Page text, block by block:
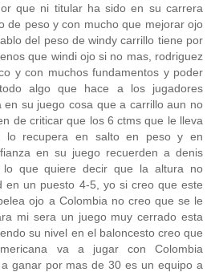
que ni titular ha sido en su carrera
de peso y con mucho que mejorar ojo
del peso de windy carrillo tiene por
que windi ojo si no mas, rodriguez
y con muchos fundamentos y poder
algo que hace a los jugadores
en su juego cosa que a carrillo aun no
de criticar que los 6 ctms que le lleva
lo recupera en salto en peso y en
en su juego recuerden a denis
que quiere decir que la altura no
en un puesto 4-5, yo si creo que este
ojo a Colombia no creo que se le
mi sera un juego muy cerrado esta
su nivel en el baloncesto creo que
va a jugar con Colombia
ganar por mas de 30 es un equipo a